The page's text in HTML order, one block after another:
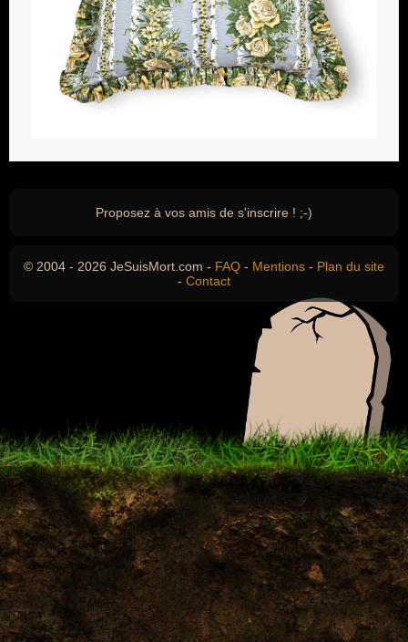
Proposez à vos amis de s'inscrire ! ;-)
© 2004 - 2026 JeSuisMort.com - FAQ - Mentions - Plan du site
- Contact